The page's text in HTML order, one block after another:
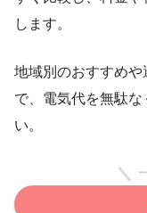
します。
地域別のおすすめ
で、電気代を無駄
い。